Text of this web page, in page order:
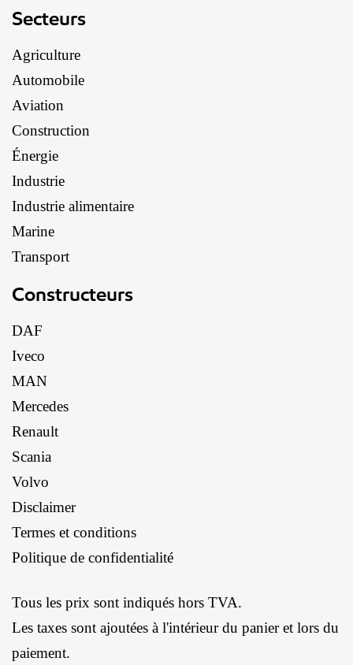
Secteurs
Agriculture
Automobile
Aviation
Construction
Énergie
Industrie
Industrie alimentaire
Marine
Transport
Constructeurs
DAF
Iveco
MAN
Mercedes
Renault
Scania
Volvo
Disclaimer
Termes et conditions
Politique de confidentialité
Tous les prix sont indiqués hors TVA.
Les taxes sont ajoutées à l'intérieur du panier et lors du
paiement.